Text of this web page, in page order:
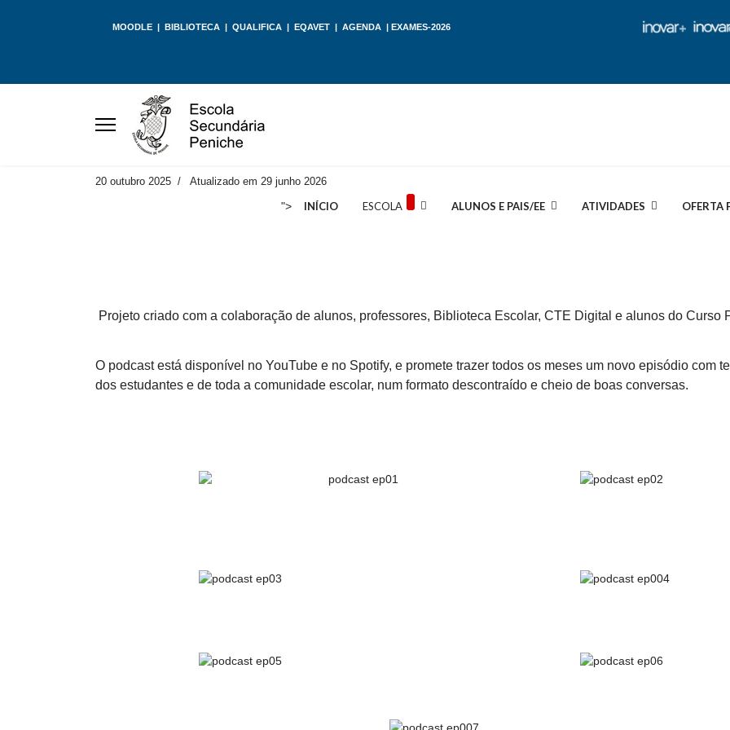
MOODLE | BIBLIOTECA | QUALIFICA | EQAVET | AGENDA | EXAMES-2026
"> INÍCIO ESCOLA ALUNOS E PAIS/EE ATIVIDADES OFERTA
20 outubro 2025 Atualizado em 29 junho 2026
Projeto criado com a colaboração de alunos, professores, Biblioteca Escolar, CTE Digital e alunos do Curso
O podcast está disponível no YouTube e no Spotify, e promete trazer todos os meses um novo episódio com
dos estudantes e de toda a comunidade escolar, num formato descontraído e cheio de boas conversas.